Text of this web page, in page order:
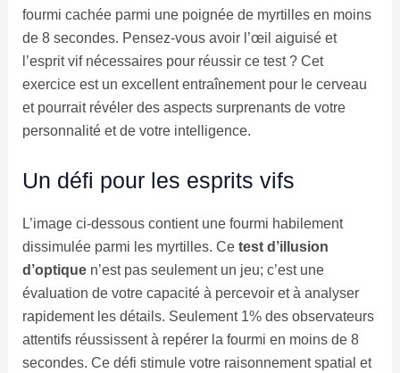
fourmi cachée parmi une poignée de myrtilles en moins
de 8 secondes. Pensez-vous avoir l’œil aiguisé et
l’esprit vif nécessaires pour réussir ce test ? Cet
exercice est un excellent entraînement pour le cerveau
et pourrait révéler des aspects surprenants de votre
personnalité et de votre intelligence.
Un défi pour les esprits vifs
L’image ci-dessous contient une fourmi habilement
dissimulée parmi les myrtilles. Ce test d’illusion
d’optiquen’est pas seulement un jeu; c’est une
évaluation de votre capacité à percevoir et à analyser
rapidement les détails. Seulement 1% des observateurs
attentifs réussissent à repérer la fourmi en moins de 8
secondes. Ce défi stimule votre raisonnement spatial et